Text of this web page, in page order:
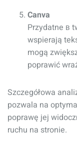
Canva
Przydatne в
wspierają
mogą
poprawić
Szczegółowa
pozwala na
poprawę jej
ruchu na stronie.